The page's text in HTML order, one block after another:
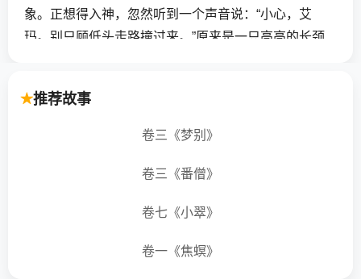
象。正想得入神，忽然听到一个声音说：“小心，艾
玛。别只顾低头走路撞过来。”原来是一只高高的长颈
“对不起，”艾玛说，“我没抬头看到你。不过你正好给
“我有主意了，”艾玛对他们说，“我们可以踩高跷走来
推荐故事
卷三《梦别》
卷三《番僧》
卷七《小翠》
卷一《焦螟》